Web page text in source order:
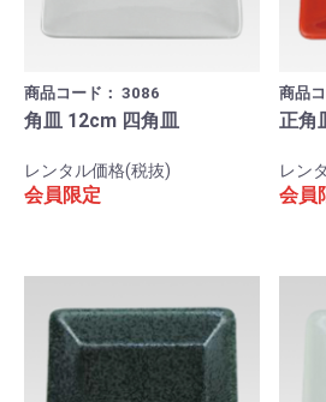
商品コード： 3086
角皿 12cm 四角皿
レンタル価格(税抜)
会員限定
商品
正
レン
会員